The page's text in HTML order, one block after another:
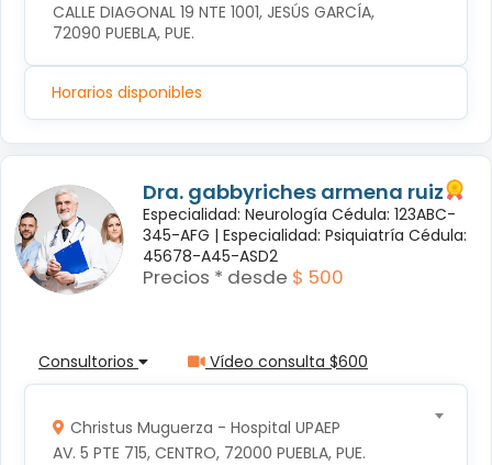
CALLE DIAGONAL 19 NTE 1001, JESÚS GARCÍA,
72090 PUEBLA, PUE.
Horarios disponibles
Dra. gabbyriches armena ruiz
Especialidad: Neurología Cédula: 123ABC-
345-AFG | Especialidad: Psiquiatría Cédula:
45678-A45-ASD2
Precios * desde $ 500
Consultorios Vídeo consulta $600
Christus Muguerza - Hospital UPAEP
AV. 5 PTE 715, CENTRO, 72000 PUEBLA, PUE.